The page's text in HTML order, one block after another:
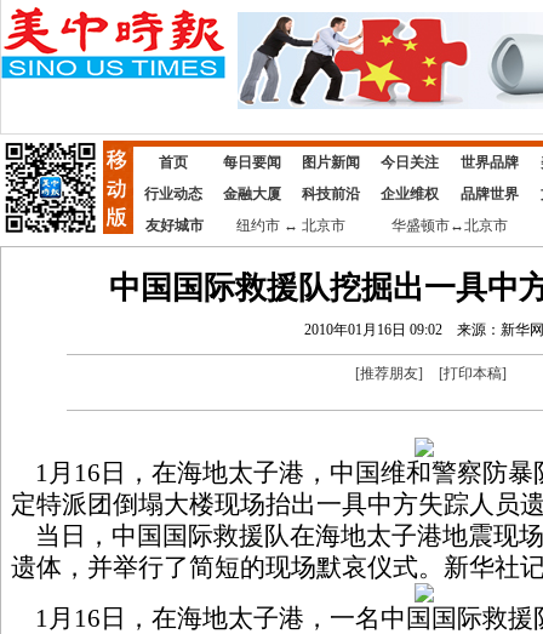
首页 每日要闻 图片新闻 今日关注 世界品牌
行业动态
金融大厦 科技前沿 企业维权 品牌世界
友好城市
纽约市 ↔ 北京市 华盛顿市↔北京市
中国国际救援队挖掘出一具中
2010年01月16日 09:02 来源：新华网
[推荐朋友] [打印本稿]
1月16日，在海地太子港，中国维和警察防暴
定特派团倒塌大楼现场抬出一具中方失踪人员
当日，中国国际救援队在海地太子港地震现
遗体，并举行了简短的现场默哀仪式。新华社
1月16日，在海地太子港，一名中国国际救